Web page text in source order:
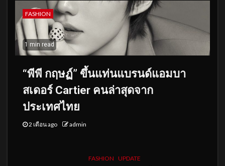
FASHION
1 min read
“พีพี กฤษฏ์” ขึ้นแท่นแบรนด์แอมบา
สเดอร์ Cartier คนล่าสุดจาก
ประเทศไทย
2 เดือน ago admin
FASHION UPDATE